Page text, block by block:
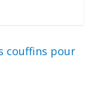
couffins pour